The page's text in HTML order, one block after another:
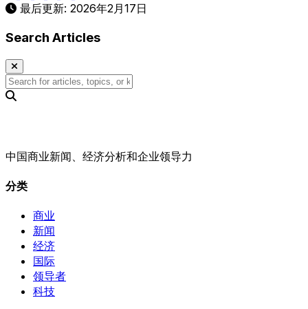
最后更新: 2026年2月17日
Search Articles
中国商业新闻、经济分析和企业领导力
分类
商业
新闻
经济
国际
领导者
科技